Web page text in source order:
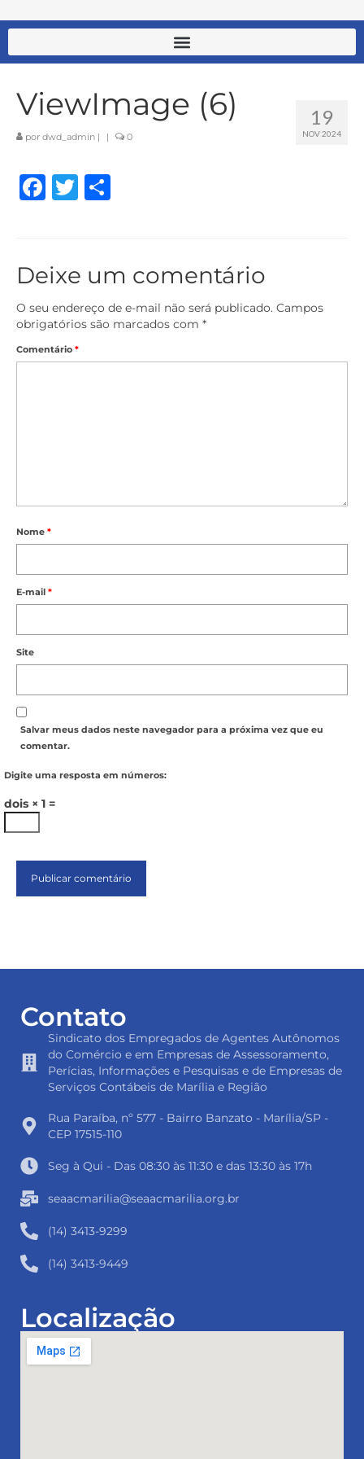
19
NOV 2024
ViewImage (6)
por dwd_admin | | 0
Facebook
Twitter
Deixe um comentário
O seu endereço de e-mail não será publicado. Campos
obrigatórios são marcados com *
Comentário *
Nome *
E-mail *
Site
Salvar meus dados neste navegador para a próxima vez que eu
comentar.
Digite uma resposta em números:
dois × 1 =
Contato
Sindicato dos Empregados de Agentes Autônomos
do Comércio e em Empresas de Assessoramento,
Perícias, Informações e Pesquisas e de Empresas de
Serviços Contábeis de Marília e Região
Rua Paraíba, nº 577 - Bairro Banzato - Marília/SP -
CEP 17515-110
Seg à Qui - Das 08:30 às 11:30 e das 13:30 às 17h
seaacmarilia@seaacmarilia.org.br
(14) 3413-9299
(14) 3413-9449
Localização